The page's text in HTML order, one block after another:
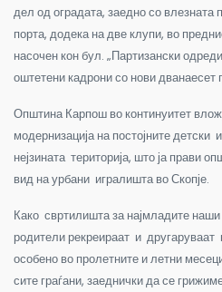
дел од оградата, заедно со влезната
порта, додека на две клупи, во
насочен кон бул. „Партизански
оштетени кадрони со нови дванаесет
Општина Карпош во континуитет
модернизација на постојните
нејзината територија, што ја прави
вид на урбани игралишта во Скопје.
Како свртилишта за најмладите
родители рекреираат и
особено во пролетните и летни
сите граѓани, заеднички да се